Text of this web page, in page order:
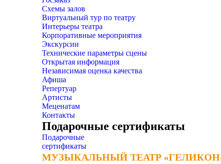
Схемы залов
Виртуальный тур по театру
Интерьеры театра
Корпоративные мероприятия
Экскурсии
Технические параметры сцены
Открытая информация
Независимая оценка качества
Афиша
Репертуар
Артисты
Меценатам
Контакты
Подарочные сертификаты
Подарочные
сертификаты
МУЗЫКАЛЬНЫЙ ТЕАТР
МУЗЫКАЛЬНЫЙ ТЕАТР